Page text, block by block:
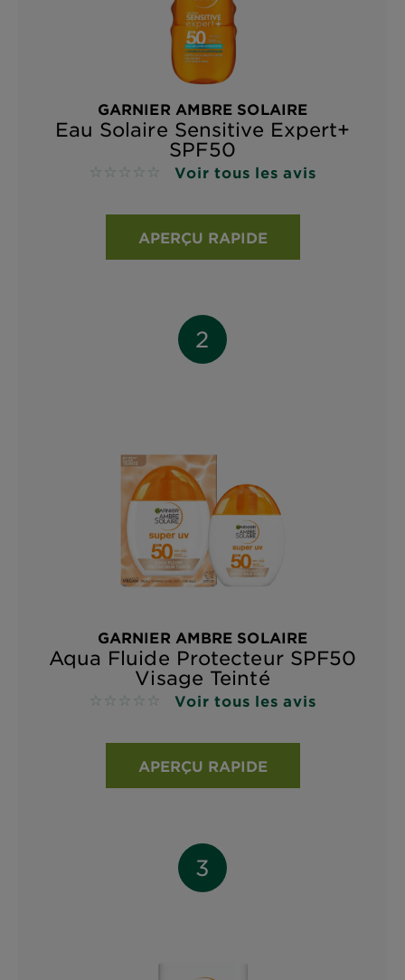
GARNIER AMBRE SOLAIRE
Eau Solaire Sensitive Expert+
SPF50
No reviews Voir tous les avis
APERÇU RAPIDE
GARNIER AMBRE SOLAIRE
Aqua Fluide Protecteur SPF50
Visage Teinté
No reviews Voir tous les avis
APERÇU RAPIDE